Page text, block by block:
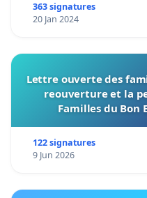
363 signatures
20 Jan 2024
Lettre ouverte des
reouverture et la
Familles du Bon
122 signatures
9 Jun 2026